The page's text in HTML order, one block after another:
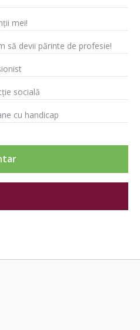
mei!
să devii părinte de profesie!
socială
cu handicap